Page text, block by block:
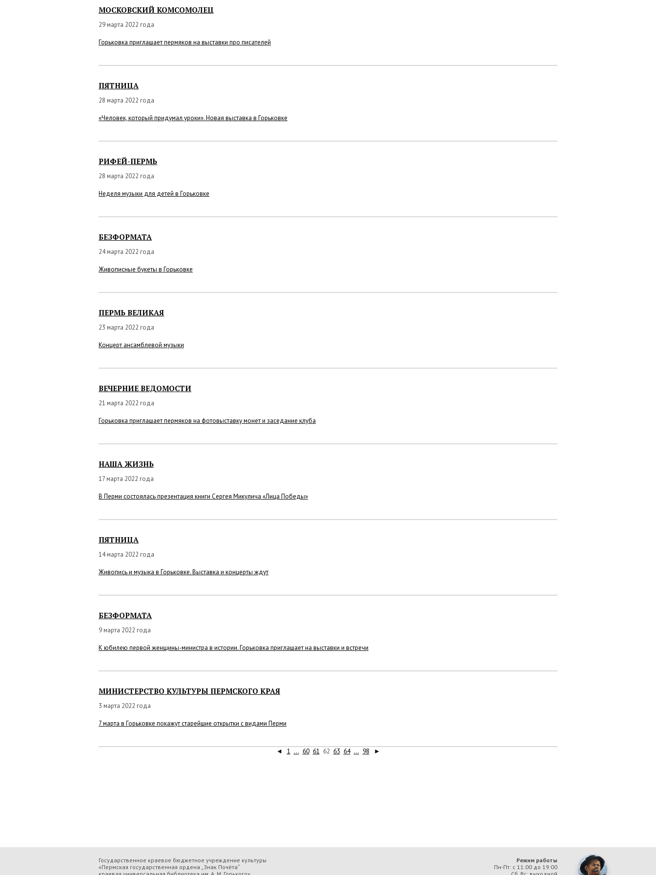
МОСКОВСКИЙ КОМСОМОЛЕЦ
29 марта 2022 года
Горьковка приглашает пермяков на выставки про писателей
ПЯТНИЦА
28 марта 2022 года
«Человек, который придумал уроки». Новая выставка в Горьковке
РИФЕЙ-ПЕРМЬ
28 марта 2022 года
Неделя музыки для детей в Горьковке
БЕЗФОРМАТА
24 марта 2022 года
Живописные букеты в Горьковке
ПЕРМЬ ВЕЛИКАЯ
23 марта 2022 года
Концерт ансамблевой музыки
ВЕЧЕРНИЕ ВЕДОМОСТИ
21 марта 2022 года
Горьковка приглашает пермяков на фотовыставку монет и заседание клуба
НАША ЖИЗНЬ
17 марта 2022 года
В Перми состоялась презентация книги Сергея Микулича «Лица Победы»
ПЯТНИЦА
14 марта 2022 года
Живопись и музыка в Горьковке. Выставка и концерты ждут
БЕЗФОРМАТА
9 марта 2022 года
К юбилею первой женщины-министра в истории. Горьковка приглашает на выставки и встречи
МИНИСТЕРСТВО КУЛЬТУРЫ ПЕРМСКОГО КРАЯ
3 марта 2022 года
7 марта в Горьковке покажут старейшие открытки с видами Перми
◄ 1 ... 60 61 62 63 64 ... 98 ►
Государственное краевое бюджетное учреждение культуры
«Пермская государственная ордена „Знак Почёта“
Режим работы
Пн-Пт: с 11:00 до 19:00